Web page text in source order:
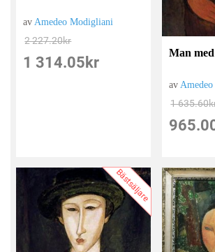
avAmedeo Modigliani
2 227.20kr
1 314.05 kr
Man
av
1 635.60
Bästsäljare